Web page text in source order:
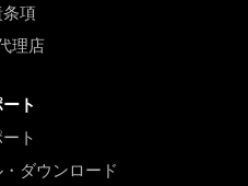
項
理店
ト
ト
ダウンロード